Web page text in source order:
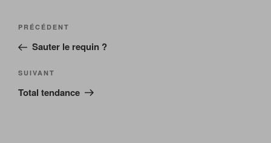
Navigation
l’article
Article
précédent
PRÉCÉDENT
Sauter le requin ?
Article
suivant
SUIVANT
Total tendance